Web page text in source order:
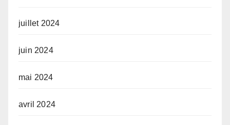
juillet 2024
juin 2024
mai 2024
avril 2024